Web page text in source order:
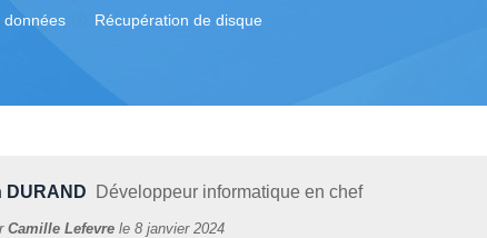
données Récupération de disque
DURAND Développeur informatique en chef
Camille Lefevre le 8 janvier 2024